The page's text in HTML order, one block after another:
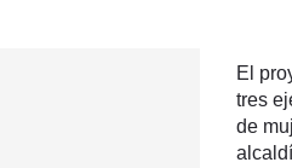
El
tres
de